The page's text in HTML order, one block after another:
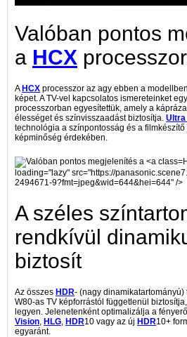
Valóban pontos
a HCX
A HCX processzor az agy ebben a
képet. A TV-vel kapcsolatos ismereteinket
processzorban egyesítettük, amely a
élességet és színvisszaadást biztosítja. Ultra
technológia a színpontosság és a
képminőség érdekében.
loading="lazy" src="https://
2494671-9?fmt=jpeg&wid=644&hei=644" />
A széles
rendkívül
biztosít
Az összes HDR- (nagy
W80-as TV képforrástól függetlenül
legyen. Jelenetenként optimalizálja a
Vision, HLG, HDR10 vagy az új HDR10+
egyaránt.